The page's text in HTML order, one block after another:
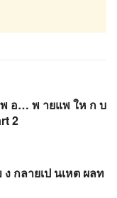
พ อ… พ ายแพ ให ก บ
2
กลายเป นเหต ผลท